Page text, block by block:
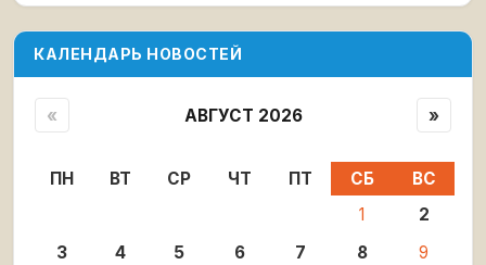
КАЛЕНДАРЬ НОВОСТЕЙ
« АВГУСТ 2026 »
ПН ВТ СР ЧТ ПТ СБ
ВС
1
2
3
4 5 6 7 8
9